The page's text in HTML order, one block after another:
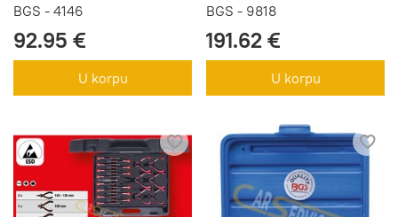
BGS - 4146
92.95 €
U korpu
BGS - 9818
191.62 €
U korpu